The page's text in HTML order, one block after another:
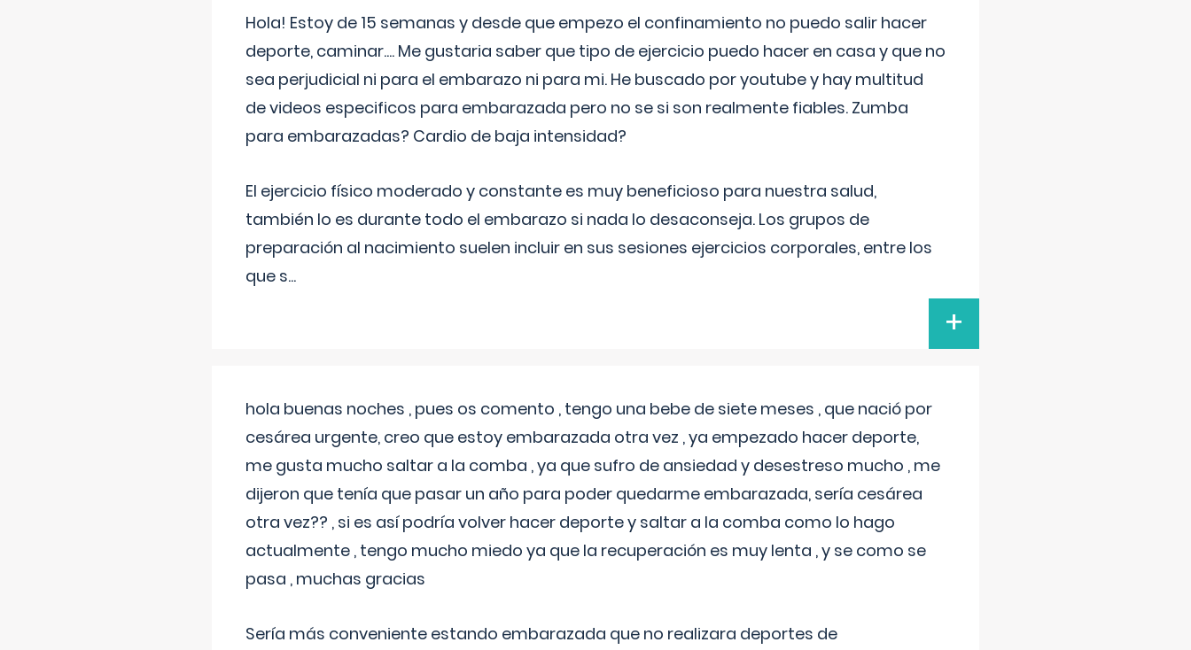
Hola! Estoy de 15 semanas y desde que empezo el confinamiento no puedo salir hacer
deporte, caminar.... Me gustaria saber que tipo de ejercicio puedo hacer en casa y que no
sea perjudicial ni para el embarazo ni para mi. He buscado por youtube y hay multitud
de videos especificos para embarazada pero no se si son realmente fiables. Zumba
para embarazadas? Cardio de baja intensidad?
El ejercicio físico moderado y constante es muy beneficioso para nuestra salud,
también lo es durante todo el embarazo si nada lo desaconseja. Los grupos de
preparación al nacimiento suelen incluir en sus sesiones ejercicios corporales, entre los
que s...
+
hola buenas noches , pues os comento , tengo una bebe de siete meses , que nació por
cesárea urgente, creo que estoy embarazada otra vez , ya empezado hacer deporte,
me gusta mucho saltar a la comba , ya que sufro de ansiedad y desestreso mucho , me
dijeron que tenía que pasar un año para poder quedarme embarazada, sería cesárea
otra vez?? , si es así podría volver hacer deporte y saltar a la comba como lo hago
actualmente , tengo mucho miedo ya que la recuperación es muy lenta , y se como se
pasa , muchas gracias
Sería más conveniente estando embarazada que no realizara deportes de